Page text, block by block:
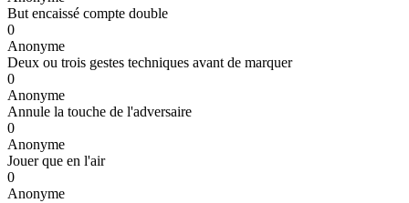
But encaissé compte double
0
Anonyme
Deux ou trois gestes techniques avant de marquer
0
Anonyme
Annule la touche de l'adversaire
0
Anonyme
Jouer que en l'air
0
Anonyme